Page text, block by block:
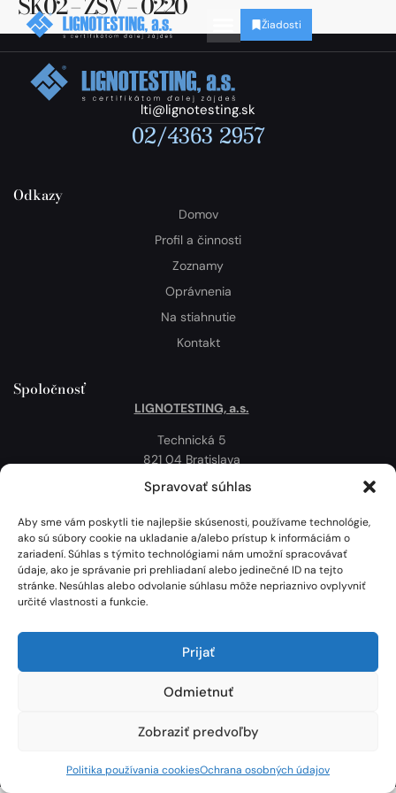
Spravovať súhlas
Aby sme vám poskytli tie najlepšie skúsenosti, používame technológie,
ako sú súbory cookie na ukladanie a/alebo prístup k informáciám o
zariadení. Súhlas s týmito technológiami nám umožní spracovávať
údaje, ako je správanie pri prehliadaní alebo jedinečné ID na tejto
stránke. Nesúhlas alebo odvolanie súhlasu môže nepriaznivo ovplyvniť
určité vlastnosti a funkcie.
Prijať
Odmietnuť
Zobraziť predvoľby
Politika používania cookiesOchrana osobných údajov
Žiadosti
lti@lignotesting.sk
02/4363 2957
Odkazy
Domov
Profil a činnosti
Zoznamy
Oprávnenia
Na stiahnutie
Kontakt
Spoločnosť
LIGNOTESTING, a.s.
Technická 5
821 04 Bratislava
Slovenská republika
Politika používania cookies
Mapa
Lignotesting, a. s. © 2024 | Všetky práva vyhradené. | Vytvoril: Marek Heinfarth.